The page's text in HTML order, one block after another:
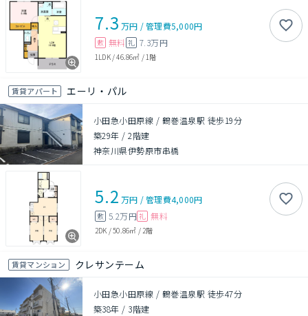
7.3 万円 /管理費5,000円
敷 無料 礼 7.3万円
1LDK/46.86㎡ / 1階
賃貸アパート エーリ・パル
小田急小田原線 / 鶴巻温泉駅 徒歩19分
築29年 /2階建
神奈川県伊勢原市串橋
5.2 万円 /管理費4,000円
敷 5.2万円 礼 無料
2DK /50.86㎡ / 2階
賃貸マンション クレサンテーム
小田急小田原線 / 鶴巻温泉駅 徒歩47分
築38年 / 3階建